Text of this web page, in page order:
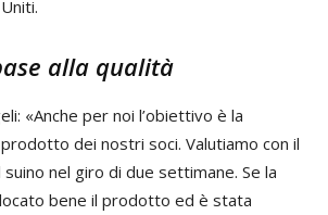
alla qualità
«Anche per noi l’obiettivo è la
dei nostri soci. Valutiamo con il
suino nel giro di due settimane. Se la
bene il prodotto ed è stata